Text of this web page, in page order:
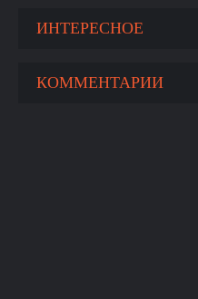
ИНТЕРЕСНОЕ
КОММЕНТАРИИ